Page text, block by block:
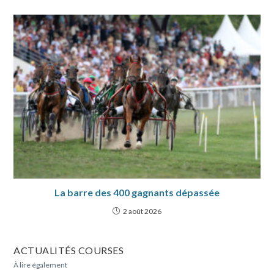
La barre des 400 gagnants dépassée
2 août 2026
ACTUALITÉS COURSES
À lire également